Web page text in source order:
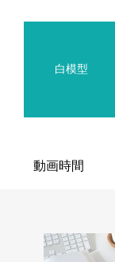
白模型
動画時間